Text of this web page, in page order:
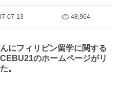
07-13 48,964
にフィリピン留学に関する
のホームページがリ
。